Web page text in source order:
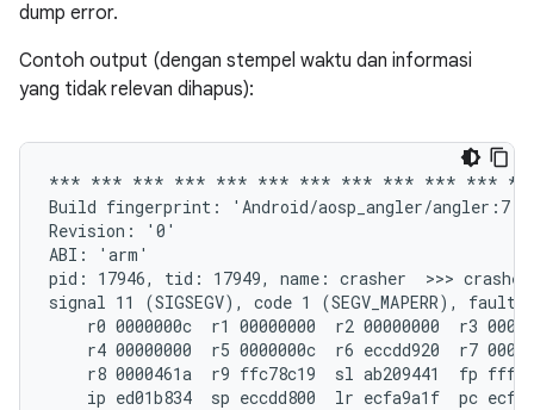
dump error.
Contoh output (dengan stempel waktu dan informasi
yang tidak relevan dihapus):
*** *** *** *** *** *** *** *** *** *** ***
Build fingerprint: 'Android/aosp_angler/
Revision: '0'
ABI: 'arm'
pid: 17946, tid: 17949, name: crasher  >>> crasher
signal 11 (SIGSEGV), code 1 (SEGV_MAPERR), fault
r0 0000000c  r1 00000000  r2 00000000  r3
r4 00000000  r5 0000000c  r6 eccdd920  r7
r8 0000461a  r9 ffc78c19  sl ab209441  fp
ip ed01b834  sp eccdd800  lr ecfa9a1f  pc